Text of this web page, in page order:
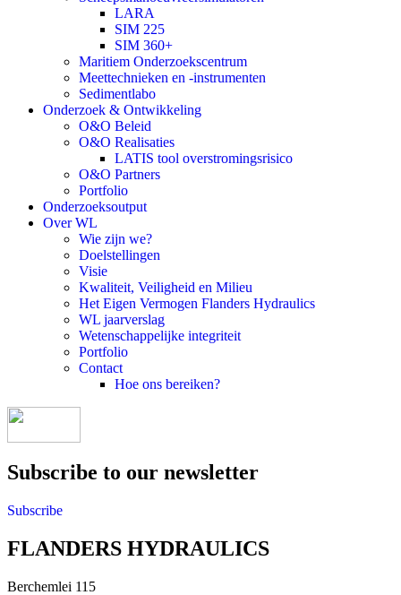
LARA
SIM 225
SIM 360+
Maritiem Onderzoekscentrum
Meettechnieken en -instrumenten
Sedimentlabo
Onderzoek & Ontwikkeling
O&O Beleid
O&O Realisaties
LATIS tool overstromingsrisico
O&O Partners
Portfolio
Onderzoeksoutput
Over WL
Wie zijn we?
Doelstellingen
Visie
Kwaliteit, Veiligheid en Milieu
Het Eigen Vermogen Flanders Hydraulics
WL jaarverslag
Wetenschappelijke integriteit
Portfolio
Contact
Hoe ons bereiken?
Subscribe to our newsletter
Subscribe
FLANDERS HYDRAULICS
Berchemlei 115